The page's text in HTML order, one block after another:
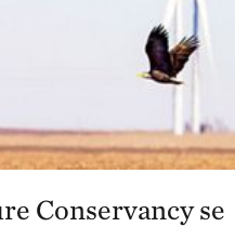
Conservancy se